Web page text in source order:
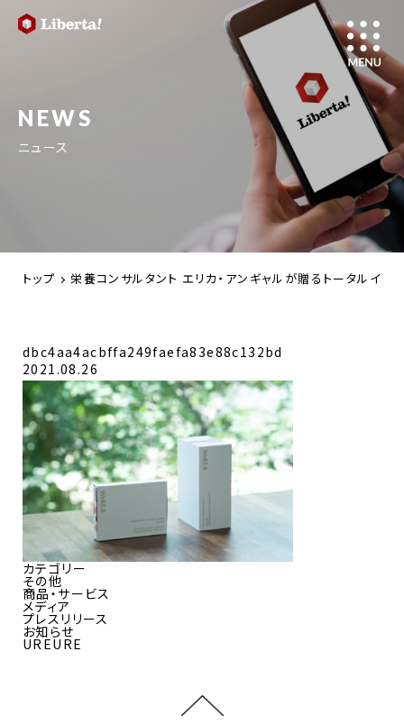
NEWS
ニュース
トップ 栄養コンサルタント エリカ・アンギャルが贈るトータルイ
dbc4aa4acbffa249faefa83e88c132bd
2021.08.26
カテゴリー
その他
商品・サービス
メディア
プレスリリース
お知らせ
UREURE